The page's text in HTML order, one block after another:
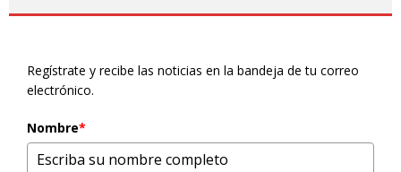
Regístrate y recibe las noticias en la bandeja de tu correo
electrónico.
Nombre*